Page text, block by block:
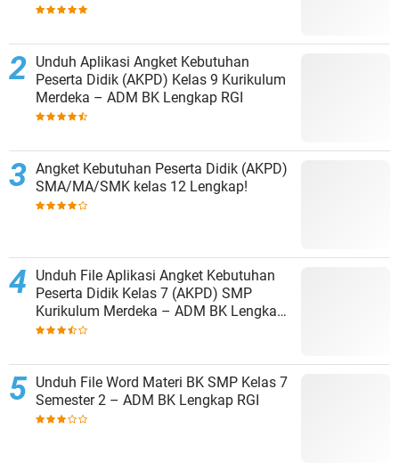
Unduh Aplikasi Angket Kebutuhan
Peserta Didik (AKPD) Kelas 9 Kurikulum
Merdeka – ADM BK Lengkap RGI
Angket Kebutuhan Peserta Didik (AKPD)
SMA/MA/SMK kelas 12 Lengkap!
Unduh File Aplikasi Angket Kebutuhan
Peserta Didik Kelas 7 (AKPD) SMP
Kurikulum Merdeka – ADM BK Lengkap
RGI
Unduh File Word Materi BK SMP Kelas 7
Semester 2 – ADM BK Lengkap RGI